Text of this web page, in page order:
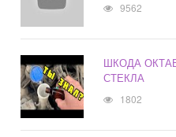
9562
ШКОДА
СТЕКЛА
1802